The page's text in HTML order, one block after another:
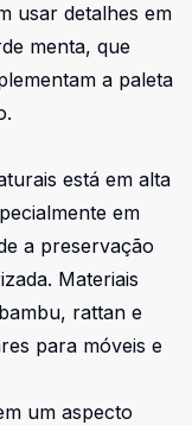
usar detalhes em
menta, que
a paleta
está em alta
em
a preservação
Materiais
rattan e
para móveis e
um aspecto